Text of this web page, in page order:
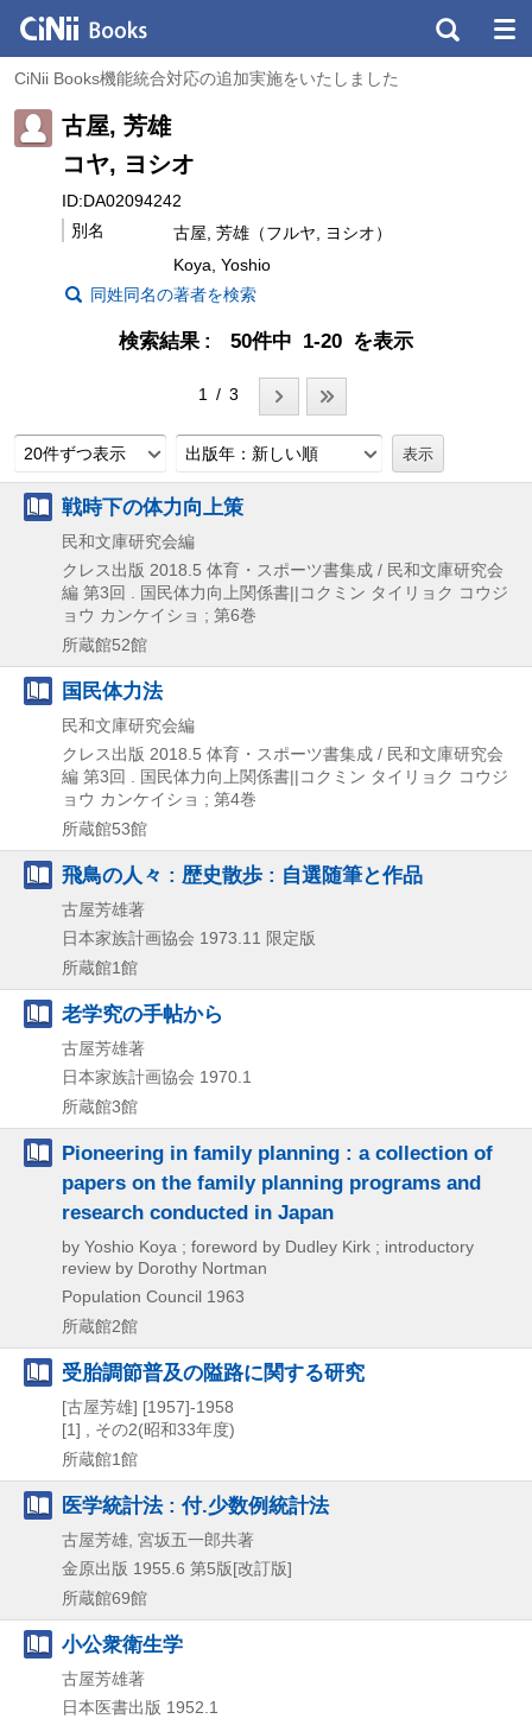
CiNii Books機能統合対応の追加実施をいたしました
古屋, 芳雄
コヤ, ヨシオ
ID:DA02094242
別名
古屋, 芳雄（フルヤ, ヨシオ）
Koya, Yoshio
同姓同名の著者を検索
検索結果 50件中 1-20 を表示
1 / 3
20件ずつ表示 出版年：新しい順
戦時下の体力向上策
民和文庫研究会編
クレス出版 2018.5 体育・スポーツ書集成 / 民和文庫研究会
編 第3回 . 国民体力向上関係書||コクミン タイリョク コウジ
ョウ カンケイショ ; 第6巻
所蔵館52館
国民体力法
民和文庫研究会編
クレス出版 2018.5 体育・スポーツ書集成 / 民和文庫研究会
編 第3回 . 国民体力向上関係書||コクミン タイリョク コウジ
ョウ カンケイショ ; 第4巻
所蔵館53館
飛鳥の人々 : 歴史散歩 : 自選随筆と作品
古屋芳雄著
日本家族計画協会 1973.11 限定版
所蔵館1館
老学究の手帖から
古屋芳雄著
日本家族計画協会 1970.1
所蔵館3館
Pioneering in family planning : a collection of
papers on the family planning programs and
research conducted in Japan
by Yoshio Koya ; foreword by Dudley Kirk ; introductory
review by Dorothy Nortman
Population Council 1963
所蔵館2館
受胎調節普及の隘路に関する研究
[古屋芳雄] [1957]-1958
[1] , その2(昭和33年度)
所蔵館1館
医学統計法 : 付.少数例統計法
古屋芳雄, 宮坂五一郎共著
金原出版 1955.6 第5版[改訂版]
所蔵館69館
小公衆衛生学
古屋芳雄著
日本医書出版 1952.1